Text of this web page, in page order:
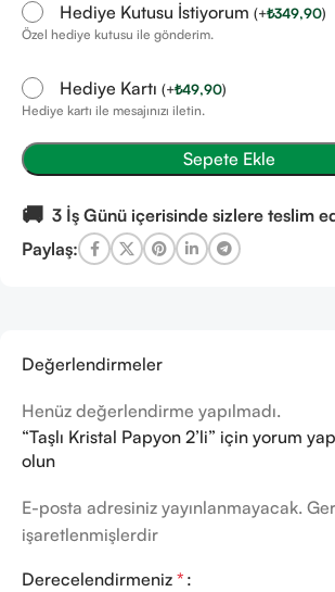
Hediye Kutusu İstiyorum (+₺349,90)
Özel hediye kutusu ile gönderim.
Hediye Kartı (+₺49,90)
Hediye kartı ile mesajınızı iletin.
Sepete Ekle
🚚 3 İş Günü içerisinde sizlere teslim
Paylaş:
Değerlendirmeler
Henüz değerlendirme yapılmadı.
“Taşlı Kristal Papyon 2’li” için yorum
olun
E-posta adresiniz yayınlanmayacak.
işaretlenmişlerdir
Derecelendirmeniz *